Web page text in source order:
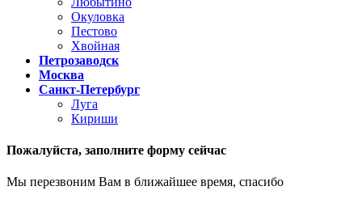
Окуловка
Пестово
Хвойная
Петрозаводск
Москва
Санкт-Петербург
Луга
Кириши
Пожалуйста, заполните форму сейчас
Мы перезвоним Вам в ближайшее время, спасибо